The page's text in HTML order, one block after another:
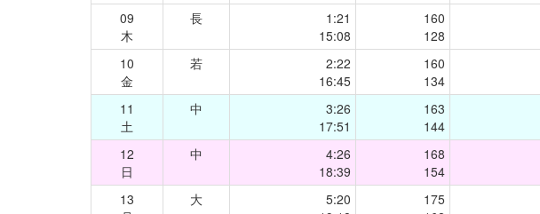
09
木
長
1:21
15:08
160
128
10
金
若
2:22
16:45
160
134
11
土
中
3:26
17:51
163
144
12
日
中
4:26
18:39
168
154
13
大
5:20
175